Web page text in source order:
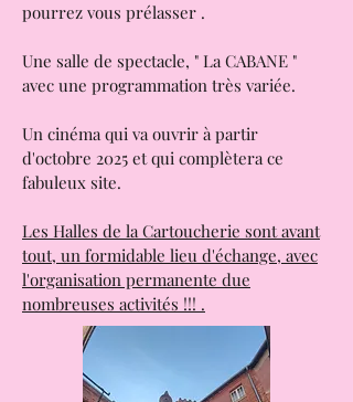
pourrez vous prélasser .
Une salle de spectacle, " La CABANE "
avec une programmation très variée.
Un cinéma qui va ouvrir à partir
d'octobre 2025 et qui complètera ce
fabuleux site.
Les Halles de la Cartoucherie sont avant
tout, un formidable lieu d'échange, avec
l'organisation permanente due
nombreuses activités !!! .